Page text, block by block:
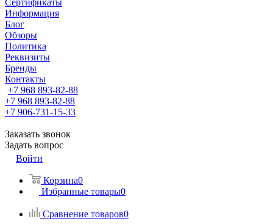
Сертификаты
Информация
Блог
Обзоры
Политика
Реквизиты
Бренды
Контакты
+7 968 893-82-88
+7 968 893-82-88
+7 906-731-15-33
Заказать звонок
Задать вопрос
Войти
Корзина0
Избранные товары0
Сравнение товаров0